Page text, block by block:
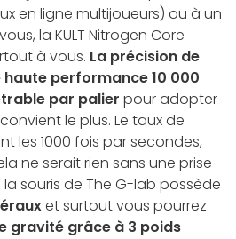
en ligne multijoueurs) ou à un
la KULT Nitrogen Core
à vous. La précision de
performance 10 000
par palier pour adopter
le plus. Le taux de
les 1000 fois par secondes,
ne serait rien sans une prise
souris de The G-lab possède
et surtout vous pourrez
gravité grâce à 3 poids